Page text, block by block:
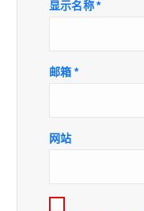
显示名称*
邮箱 *
网站